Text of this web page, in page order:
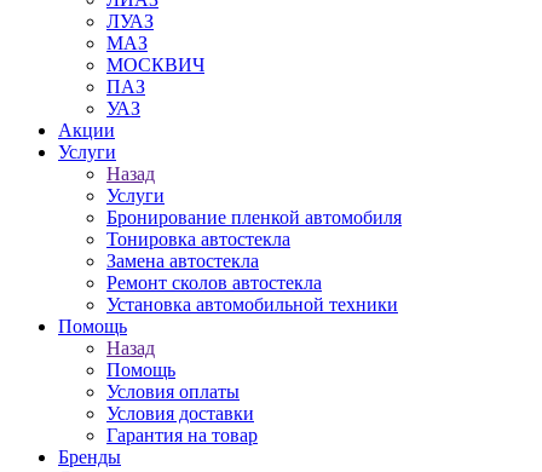
ЛУАЗ
МАЗ
МОСКВИЧ
ПАЗ
УАЗ
Акции
Услуги
Назад
Услуги
Бронирование пленкой автомобиля
Тонировка автостекла
Замена автостекла
Ремонт сколов автостекла
Установка автомобильной техники
Помощь
Назад
Помощь
Условия оплаты
Условия доставки
Гарантия на товар
Бренды